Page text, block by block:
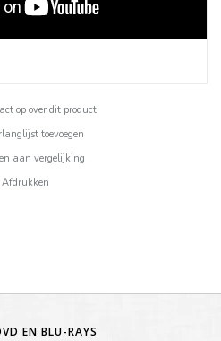
op over dit product
toevoegen
aan vergelijking
Afdrukken
EN BLU-RAYS